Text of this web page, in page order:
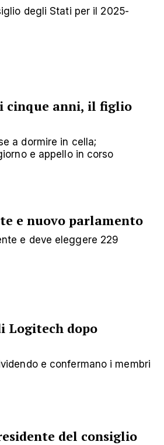
degli Stati per il 2025-
cinque anni, il figlio
a dormire in cella;
e appello in corso
e nuovo parlamento
e deve eleggere 229
Logitech dopo
e confermano i membri
del consiglio